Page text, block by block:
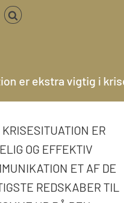
er ekstra vigtig i
ER
OG EFFEKTIV
ET AF DE
REDSKABER TIL